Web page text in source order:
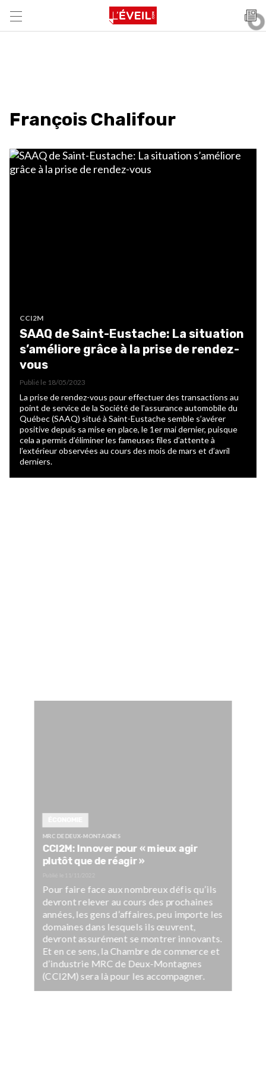
François Chalifour
CCI2M
SAAQ de Saint-Eustache: La situation
s’améliore grâce à la prise de rendez-
vous
Publié le 18/05/2023
La prise de rendez-vous pour effectuer des transactions au
point de service de la Société de l’assurance automobile du
Québec (SAAQ) situé à Saint-Eustache semble s’avérer
positive depuis sa mise en place, le 1er mai dernier, puisque
cela a permis d’éliminer les fameuses files d’attente à
l’extérieur observées au cours des mois de mars et d’avril
derniers.
MRC DE DEUX-MONTAGNES
CCI2M: Innover pour « mieux agir
plutôt que de réagir »
Pour faire face aux nombreux défis qu’ils
devront relever au cours des prochaines
années, les gens d’affaires, peu importe les
domaines dans lesquels ils œuvrent,
devront assurément se montrer innovants.
Et en ce sens, la Chambre de commerce et
d’industrie MRC de Deux-Montagnes
(CCI2M) sera là pour les accompagner.